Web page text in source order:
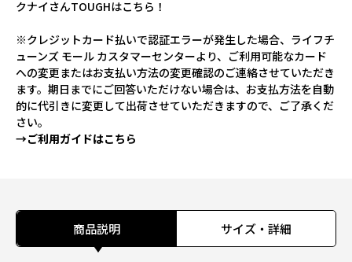
クナイさんTOUGHはこちら！
※クレジットカード払いで認証エラーが発生した場合、ライフチ
ューンズ モール カスタマーセンターより、ご利用可能なカード
への変更またはお支払い方法の変更確認のご連絡させていただき
ます。期日までにご回答いただけない場合は、お支払方法を自動
的に代引きに変更して出荷させていただきますので、ご了承くだ
さい。
→ご利用ガイドはこちら
商品説明 サイズ・詳細